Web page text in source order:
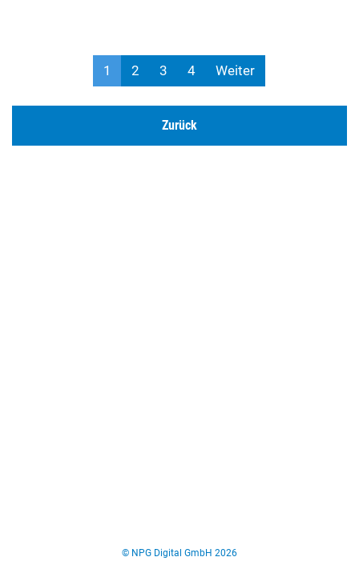
1 2 3 4 Weiter
Zurück
© NPG Digital GmbH 2026